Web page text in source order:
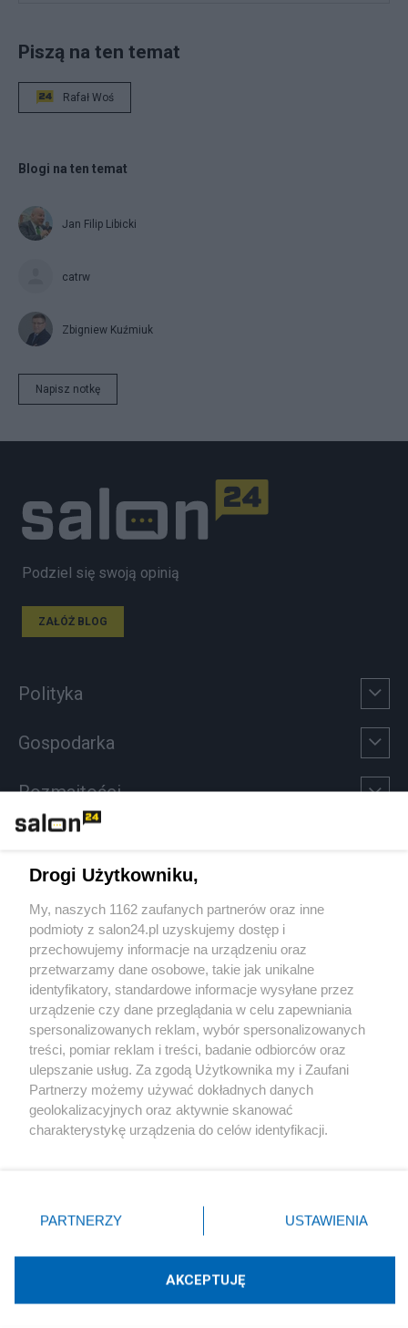
Piszą na ten temat
Rafał Woś
Blogi na ten temat
Jan Filip Libicki
catrw
Zbigniew Kuźmiuk
Napisz notkę
Podziel się swoją opinią
ZAŁÓŻ BLOG
Polityka
Gospodarka
Rozmaitości
Sport
Społeczeństwo
Kultura
X Facebook Instagram Youtube
Technologię dostarcza:W3media.pl
Drogi Użytkowniku,
My, naszych 1162 zaufanych partnerów oraz inne
podmioty z salon24.pl uzyskujemy dostęp i
przechowujemy informacje na urządzeniu oraz
przetwarzamy dane osobowe, takie jak unikalne
identyfikatory, standardowe informacje wysyłane przez
urządzenie czy dane przeglądania w celu zapewniania
spersonalizowanych reklam, wybór spersonalizowanych
treści, pomiar reklam i treści, badanie odbiorców oraz
ulepszanie usług. Za zgodą Użytkownika my i Zaufani
Partnerzy możemy używać dokładnych danych
geolokalizacyjnych oraz aktywnie skanować
charakterystykę urządzenia do celów identyfikacji.
zmienić/wycofać klikając przycisk ustawień prywatności
znajdujący się w lewym dolnym rogu strony
rodzaje przetwarzania danych nie wymagają zgody
użytkownika, ale masz prawo sprzeciwić się takiemu
przetwarzaniu. Preferencje będą miały zastosowania tylko
PARTNERZY USTAWIENIA
AKCEPTUJĘ